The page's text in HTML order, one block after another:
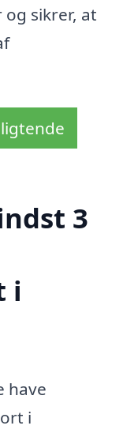
sikrer, at
3
i
have
i